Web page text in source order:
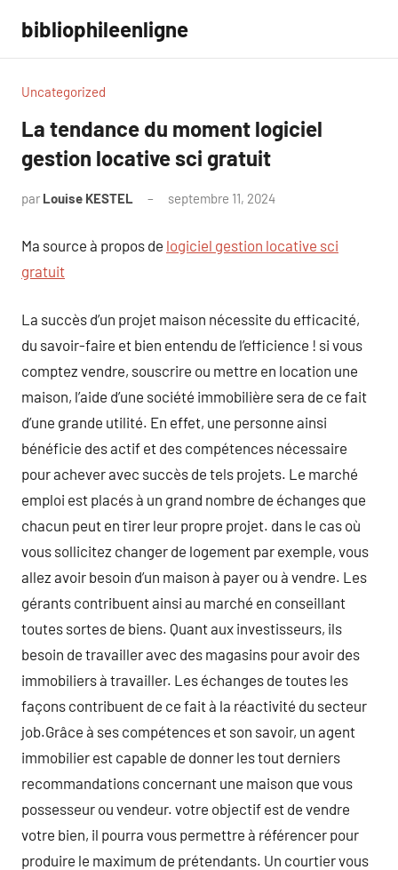
contenu
bibliophileenligne
Uncategorized
La tendance du moment logiciel
gestion locative sci gratuit
par Louise KESTEL septembre 11, 2024
Ma source à propos de logiciel gestion locative sci
gratuit
La succès d’un projet maison nécessite du efficacité,
du savoir-faire et bien entendu de l’efficience ! si vous
comptez vendre, souscrire ou mettre en location une
maison, l’aide d’une société immobilière sera de ce fait
d’une grande utilité. En effet, une personne ainsi
bénéficie des actif et des compétences nécessaire
pour achever avec succès de tels projets. Le marché
emploi est placés à un grand nombre de échanges que
chacun peut en tirer leur propre projet. dans le cas où
vous sollicitez changer de logement par exemple, vous
allez avoir besoin d’un maison à payer ou à vendre. Les
gérants contribuent ainsi au marché en conseillant
toutes sortes de biens. Quant aux investisseurs, ils
besoin de travailler avec des magasins pour avoir des
immobiliers à travailler. Les échanges de toutes les
façons contribuent de ce fait à la réactivité du secteur
job.Grâce à ses compétences et son savoir, un agent
immobilier est capable de donner les tout derniers
recommandations concernant une maison que vous
possesseur ou vendeur. votre objectif est de vendre
votre bien, il pourra vous permettre à référencer pour
produire le maximum de prétendants. Un courtier vous